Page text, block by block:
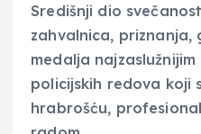
Središnji dio
zahvalnica, priznanja,
medalja
policijskih redova koji
hrabrošću,